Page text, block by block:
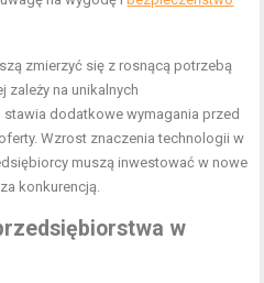
zmierzyć się z rosnącą potrzebą
zależy na unikalnych
dodatkowe wymagania przed
Wzrost znaczenia technologii w
muszą inwestować w nowe
konkurencją.
w